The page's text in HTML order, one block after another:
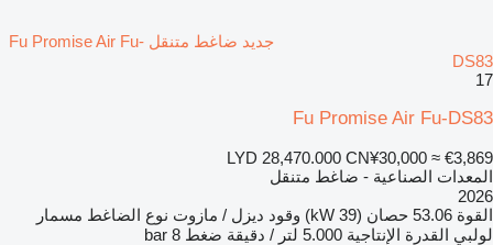
جديد ضاغط متنقل Fu Promise Air Fu-
DS83
17
Fu Promise Air Fu-DS83
LYD 28,470.000 CN¥30,000 ≈ €3,869
المعدات الصناعية - ضاغط متنقل
2026
القوة 53.06 حصان (39 kW) وقود ديزل / مازوت نوع الضاغط مسمار
لولبي القدرة الإنتاجية 5.000 لتر / دقيقة ضغط 8 bar